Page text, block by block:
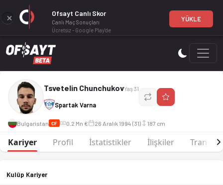
Tsvetelin Chunchukov, CF mevkiinde profesyonel bir futbol
Tsvetelin ChunchukovYaş 31
Spartak Varna
Bulgaristan CF 0.2 Mn € 26 Aralık 1994 (31) 187 cm
Kariyer Profil İstatistikler İlişkiler
Kulüp Kariyer
Ofsayt Canlı Skor
Canlı Maç Sonuçları
Ücretsiz - Google Play'de
YÜKLE